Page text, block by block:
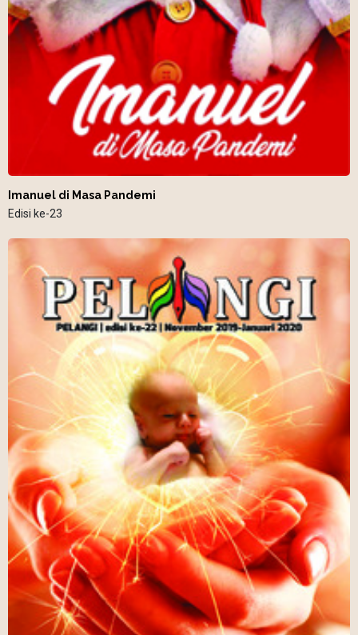
Imanuel di Masa Pandemi
Edisi ke-23